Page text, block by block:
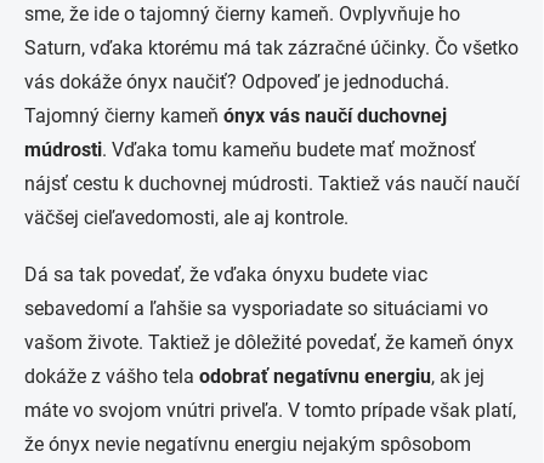
sme, že ide o tajomný čierny kameň. Ovplyvňuje ho
Saturn, vďaka ktorému má tak zázračné účinky. Čo všetko
vás dokáže ónyx naučiť? Odpoveď je jednoduchá.
Tajomný čierny kameň ónyx vás naučí duchovnej
múdrosti. Vďaka tomu kameňu budete mať možnosť
nájsť cestu k duchovnej múdrosti. Taktiež vás naučí naučí
väčšej cieľavedomosti, ale aj kontrole.
Dá sa tak povedať, že vďaka ónyxu budete viac
sebavedomí a ľahšie sa vysporiadate so situáciami vo
vašom živote. Taktiež je dôležité povedať, že kameň ónyx
dokáže z vášho tela odobrať negatívnu energiu, ak jej
máte vo svojom vnútri priveľa. V tomto prípade však platí,
že ónyx nevie negatívnu energiu nejakým spôsobom